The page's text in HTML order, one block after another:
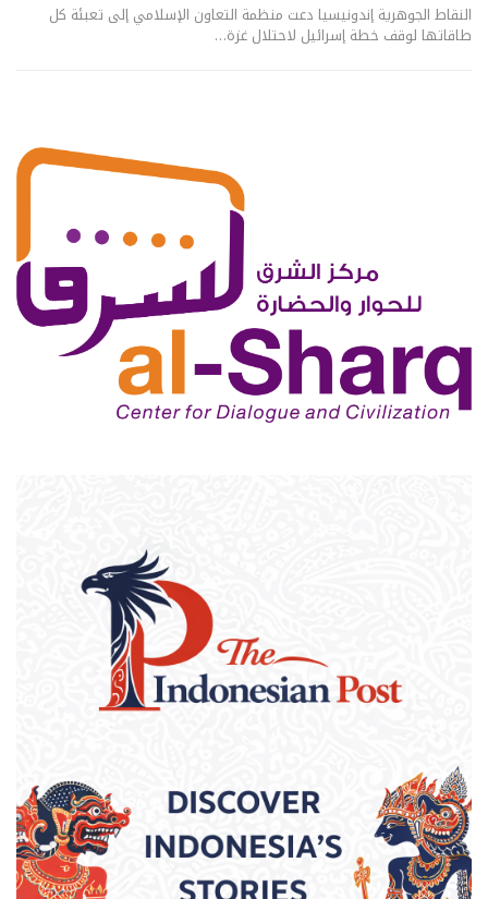
النقاط الجوهرية إندونيسيا دعت منظمة التعاون الإسلامي إلى تعبئة كل
طاقاتها لوقف خطة إسرائيل لاحتلال غزة…